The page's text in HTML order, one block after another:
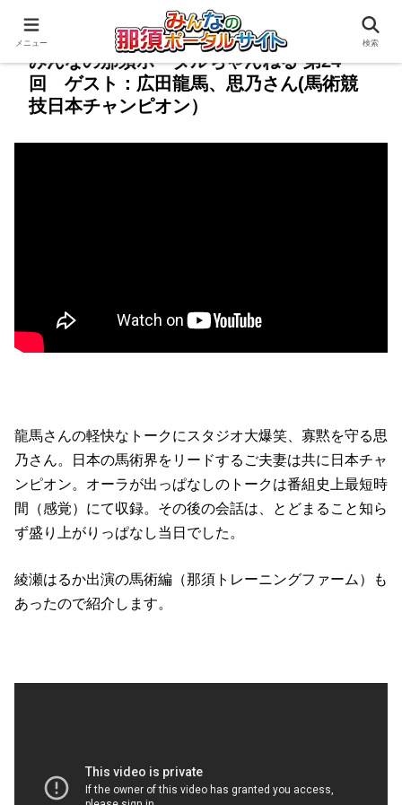
みんなの那須ポータルちゃんねる 第24
回 ゲスト：広田龍馬、思乃さん(馬術競
技日本チャンピオン）
龍馬さんの軽快なトークにスタジオ大爆笑、寡黙を守る思
乃さん。日本の馬術界をリードするご夫妻は共に日本チャ
ンピオン。オーラが出っぱなしのトークは番組史上最短時
間（感覚）にて収録。その後の会話は、とどまること知ら
ず盛り上がりっぱなし当日でした。
綾瀬はるか出演の馬術編（那須トレーニングファーム）も
あったので紹介します。
メニュー 検索